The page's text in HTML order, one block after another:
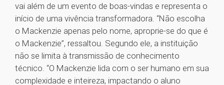
vai além de um evento de boas-vindas e representa o
início de uma vivência transformadora. “Não escolha
o Mackenzie apenas pelo nome, aproprie-se do que é
o Mackenzie”, ressaltou. Segundo ele, a instituição
não se limita à transmissão de conhecimento
técnico. “O Mackenzie lida com o ser humano em sua
complexidade e inteireza, impactando o aluno